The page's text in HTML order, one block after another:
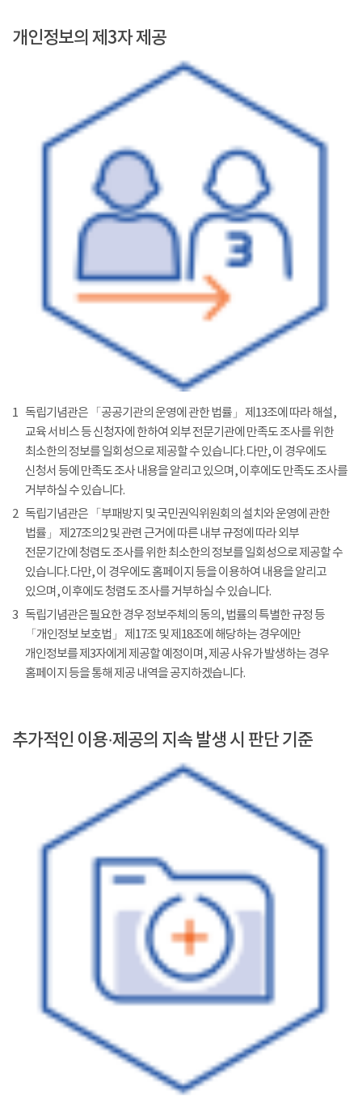
개인정보의 제3자 제공
1 독립기념관은 「공공기관의 운영에 관한 법률」 제13조에 따라 해설,
교육 서비스 등 신청자에 한하여 외부 전문기관에 만족도 조사를 위한
최소한의 정보를 일회성으로 제공할 수 있습니다. 다만, 이 경우에도
신청서 등에 만족도 조사 내용을 알리고 있으며, 이후에도 만족도 조사를
거부하실 수 있습니다.
2 독립기념관은 「부패방지 및 국민권익위원회의 설치와 운영에 관한
법률」 제27조의2 및 관련 근거에 따른 내부 규정에 따라 외부
전문기간에 청렴도 조사를 위한 최소한의 정보를 일회성으로 제공할 수
있습니다. 다만, 이 경우에도 홈페이지 등을 이용하여 내용을 알리고
있으며, 이후에도 청렴도 조사를 거부하실 수 있습니다.
3 독립기념관은 필요한 경우 정보주체의 동의, 법률의 특별한 규정 등
「개인정보 보호법」 제17조 및 제18조에 해당하는 경우에만
개인정보를 제3자에게 제공할 예정이며, 제공 사유가 발생하는 경우
홈페이지 등을 통해 제공 내역을 공지하겠습니다.
추가적인 이용·제공의 지속 발생 시 판단 기준